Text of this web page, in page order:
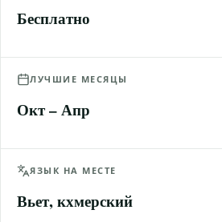
Бесплатно
ЛУЧШИЕ МЕСЯЦЫ
Окт – Апр
ЯЗЫК НА МЕСТЕ
Вьет, кхмерский